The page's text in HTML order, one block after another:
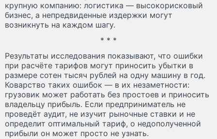
крупную компанию: логистика — высокорисковый
бизнес, а непредвиденные издержки могут
возникнуть на каждом шагу.
* * *
Результаты исследования показывают, что ошибки
при расчёте тарифов могут приносить убытки в
размере сотен тысяч рублей на одну машину в год.
Коварство таких ошибок — в их незаметности:
грузовик может работать без простоев и приносить
владельцу прибыль. Если предприниматель не
проведёт аудит, не изучит рыночные ставки и не
определит оптимальный тариф, о недополученной
прибыли он может просто не узнать.